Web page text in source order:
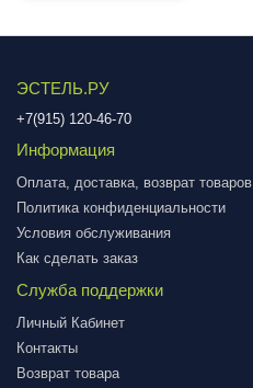
ЭСТЕЛЬ.РУ
+7(915) 120-46-70
Информация
Оплата, доставка, возврат товаров
Политика конфиденциальности
Условия обслуживания
Как сделать заказ
Служба поддержки
Личный Кабинет
Контакты
Возврат товара